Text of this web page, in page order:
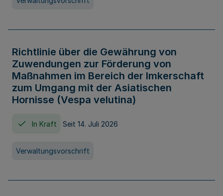
Richtlinie über die Gewährung von
Zuwendungen zur Förderung von
Maßnahmen im Bereich der Imkerschaft
zum Umgang mit der Asiatischen
Hornisse (Vespa velutina)
In Kraft Seit 14. Juli 2026
Verwaltungsvorschrift